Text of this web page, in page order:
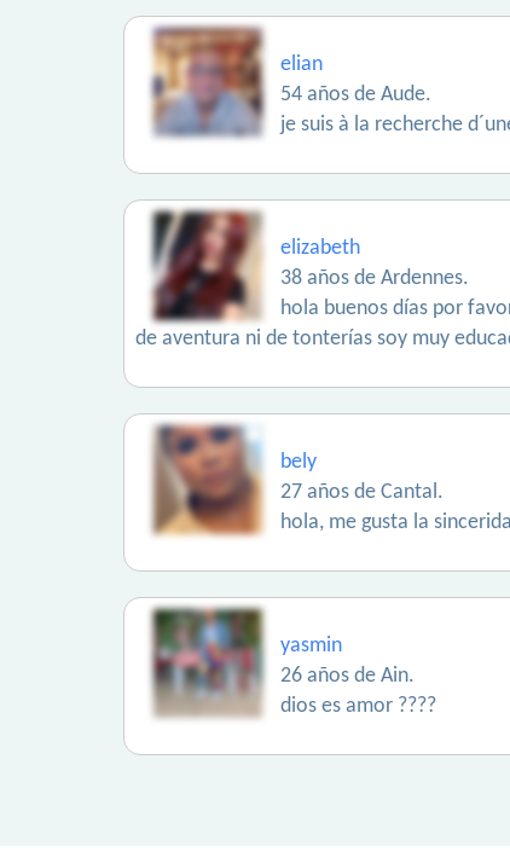
elian
54 años de Aude.
je suis à la recherche
elizabeth
38 años de Ardennes.
hola buenos días por
de aventura ni de tonterías soy muy
bely
27 años de Cantal.
hola, me gusta la
yasmin
26 años de Ain.
dios es amor ????